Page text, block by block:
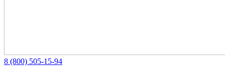
8 (800) 505-15-94